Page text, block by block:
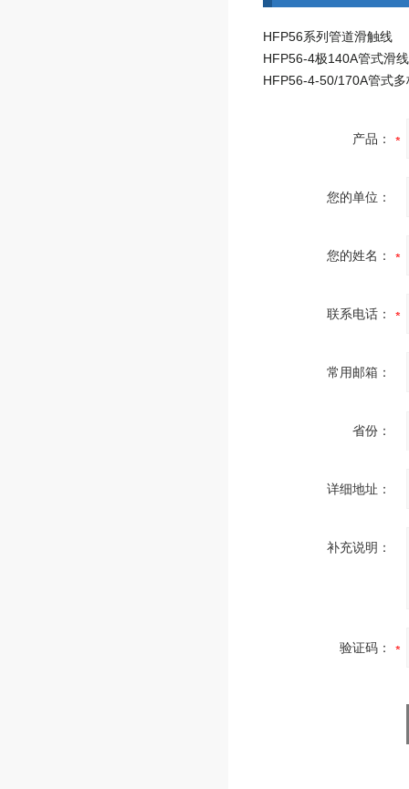
HFP56系列管道滑触线
产品：
您的单位：
您的姓名：
联系电话：
常用邮箱：
省份：
详细地址：
补充说明：
验证码：